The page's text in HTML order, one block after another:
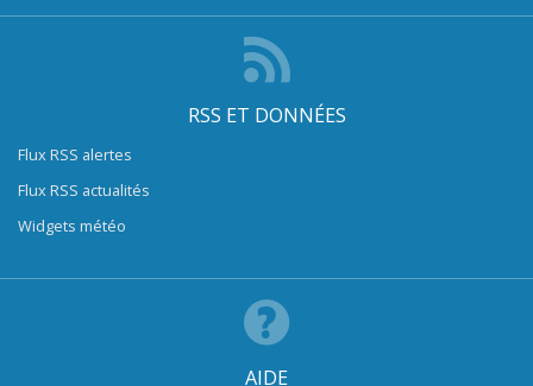
RSS ET DONNÉES
Flux RSS alertes
Flux RSS actualités
Widgets météo
AIDE